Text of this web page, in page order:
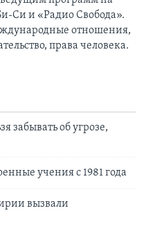
Си и «Радио Свобода».
отношения,
права человека.
забывать об угрозе,
учения с 1981 года
вызвали